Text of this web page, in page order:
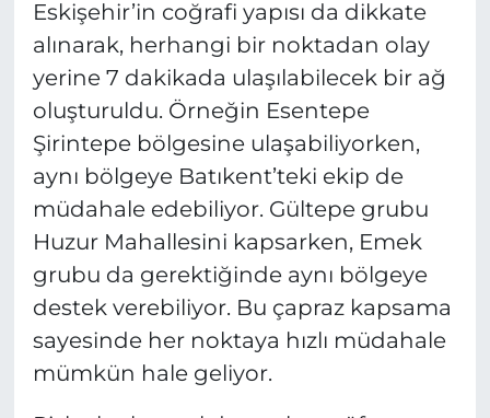
Eskişehir’in coğrafi yapısı da dikkate
alınarak, herhangi bir noktadan olay
yerine 7 dakikada ulaşılabilecek bir ağ
oluşturuldu. Örneğin Esentepe
Şirintepe bölgesine ulaşabiliyorken,
aynı bölgeye Batıkent’teki ekip de
müdahale edebiliyor. Gültepe grubu
Huzur Mahallesini kapsarken, Emek
grubu da gerektiğinde aynı bölgeye
destek verebiliyor. Bu çapraz kapsama
sayesinde her noktaya hızlı müdahale
mümkün hale geliyor.